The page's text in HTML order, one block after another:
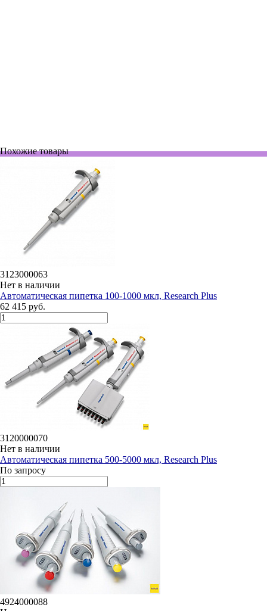
Похожие товары
3123000063
Нет в наличии
Автоматическая пипетка 100-1000 мкл, Research Plus
62 415 руб.
3120000070
Нет в наличии
Автоматическая пипетка 500-5000 мкл, Research Plus
По запросу
4924000088